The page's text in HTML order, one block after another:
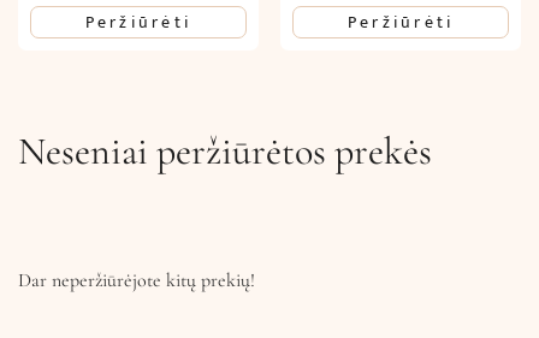
Peržiūrėti Peržiūrėti
Neseniai peržiūrėtos prekės
Dar neperžiūrėjote kitų prekių!